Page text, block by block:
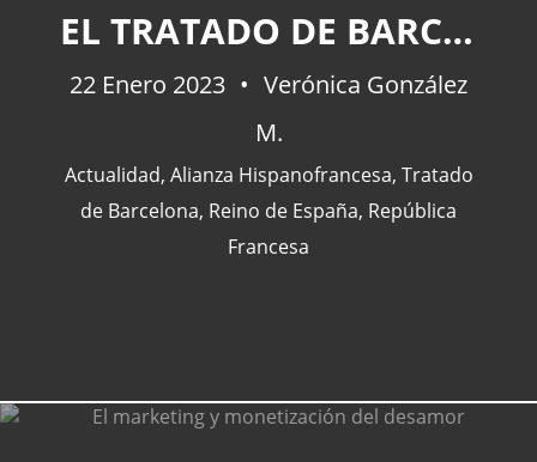
EL TRATADO DE BARCELONA
22 Enero 2023
Verónica González
M.
Actualidad, Alianza Hispanofrancesa, Tratado
de Barcelona, Reino de España, República
Francesa